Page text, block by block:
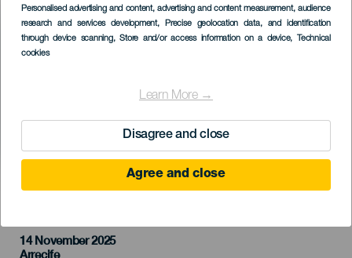
Personalised advertising and content, advertising and content measurement, audience
research and services development, Precise geolocation data, and identification
through device scanning, Store and/or access information on a device, Technical
cookies
Learn More →
Disagree and close
Agree and close
Imagen
Listado
14 November 2025
Localidad
Arrecife